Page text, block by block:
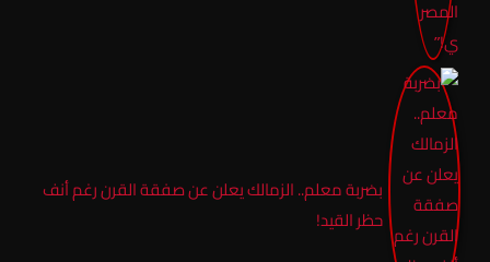
بضربة معلم.. الزمالك يعلن عن صفقة القرن رغم أنف
حظر القيد!